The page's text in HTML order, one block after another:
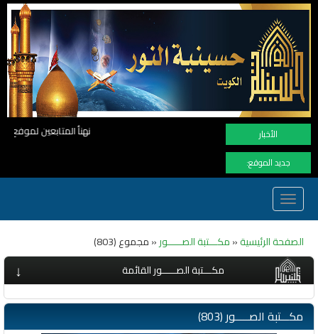
الأخبار نهنأ المتابعين لموفع النور بوصول المشاهدات الى الرقم القياسي 11 مليون مشاهدة خلال فترة قصيرة وهذا كله بجهودكم
جديد الموقع:
Toggle
navigation
الصفحة الرئيسية«مكـــتبة الصـــــور« مجموع (803)
↓ مكـــتبة الصـــــور القائمة
مكـــتبة الصـــــور (803)